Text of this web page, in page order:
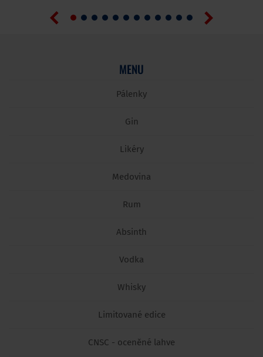
MENU
Pálenky
Gin
Likéry
Medovina
Rum
Absinth
Vodka
Whisky
Limitované edice
CNSC - oceněné lahve